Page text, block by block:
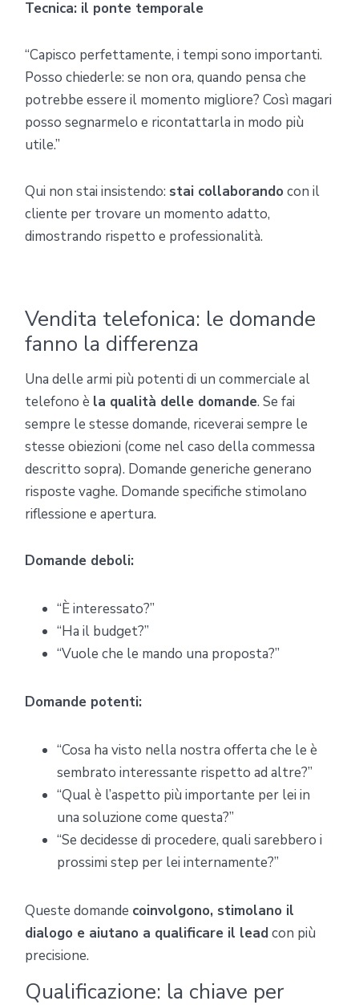
Tecnica: il ponte temporale
“Capisco perfettamente, i tempi sono importanti.
Posso chiederle: se non ora, quando pensa che
potrebbe essere il momento migliore? Così magari
posso segnarmelo e ricontattarla in modo più
utile.”
Qui non stai insistendo: stai collaborando con il
cliente per trovare un momento adatto,
dimostrando rispetto e professionalità.
Vendita telefonica: le domande
fanno la differenza
Una delle armi più potenti di un commerciale al
telefono è la qualità delle domande. Se fai
sempre le stesse domande, riceverai sempre le
stesse obiezioni (come nel caso della commessa
descritto sopra). Domande generiche generano
risposte vaghe. Domande specifiche stimolano
riflessione e apertura.
Domande deboli:
“È interessato?”
“Ha il budget?”
“Vuole che le mando una proposta?”
Domande potenti:
“Cosa ha visto nella nostra offerta che le è
sembrato interessante rispetto ad altre?”
“Qual è l’aspetto più importante per lei in
una soluzione come questa?”
“Se decidesse di procedere, quali sarebbero i
prossimi step per lei internamente?”
Queste domande coinvolgono, stimolano il
dialogo e aiutano a qualificare il leadcon più
precisione.
Qualificazione: la chiave per